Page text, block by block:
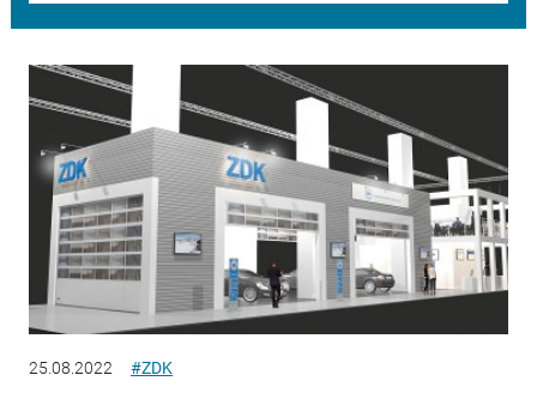
25.08.2022 #ZDK